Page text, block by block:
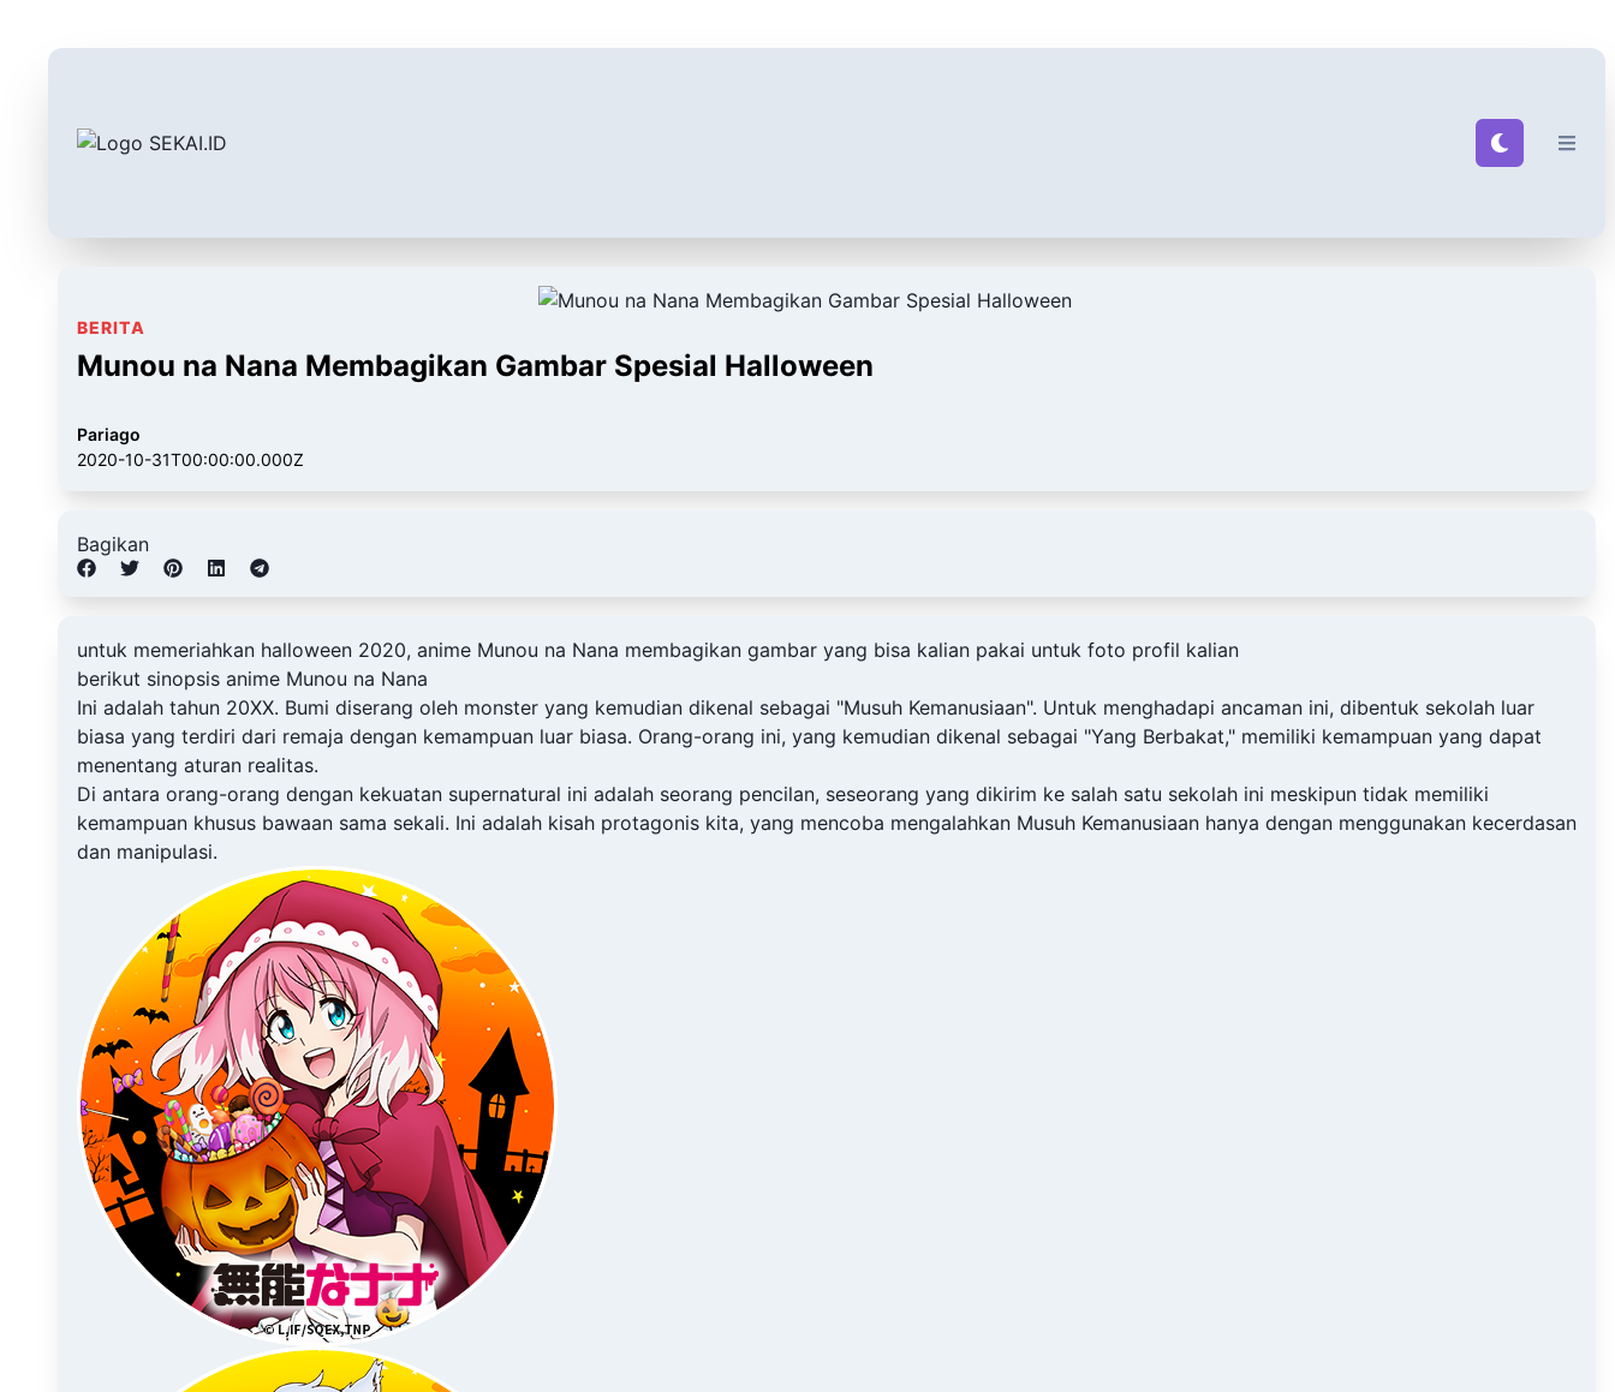
BERITA
Munou na Nana Membagikan Gambar Spesial Halloween
Pariago
2020-10-31T00:00:00.000Z
Bagikan
untuk memeriahkan halloween 2020, anime Munou na Nana membagikan gambar yang bisa kalian pakai untuk foto profil kalian
berikut sinopsis anime Munou na Nana
Ini adalah tahun 20XX. Bumi diserang oleh monster yang kemudian dikenal sebagai "Musuh Kemanusiaan". Untuk menghadapi ancaman ini, dibentuk sekolah luar
biasa yang terdiri dari remaja dengan kemampuan luar biasa. Orang-orang ini, yang kemudian dikenal sebagai "Yang Berbakat," memiliki kemampuan yang dapat
menentang aturan realitas.
Di antara orang-orang dengan kekuatan supernatural ini adalah seorang pencilan, seseorang yang dikirim ke salah satu sekolah ini meskipun tidak memiliki
kemampuan khusus bawaan sama sekali. Ini adalah kisah protagonis kita, yang mencoba mengalahkan Musuh Kemanusiaan hanya dengan menggunakan kecerdasan
dan manipulasi.